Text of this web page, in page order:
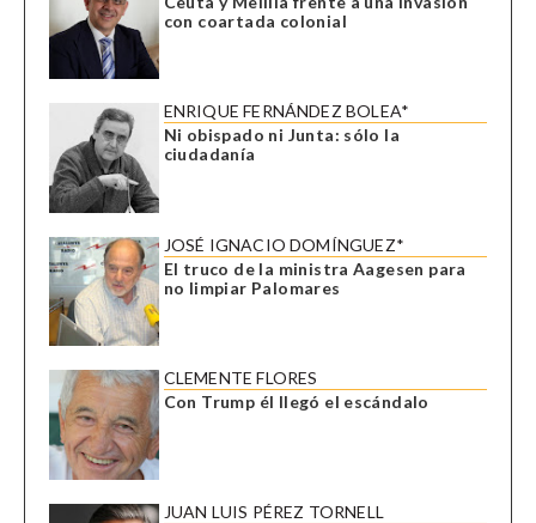
con coartada colonial
ENRIQUE FERNÁNDEZ BOLEA*
Ni obispado ni Junta: sólo la
ciudadanía
JOSÉ IGNACIO DOMÍNGUEZ*
El truco de la ministra Aagesen para
no limpiar Palomares
CLEMENTE FLORES
Con Trump él llegó el escándalo
JUAN LUIS PÉREZ TORNELL